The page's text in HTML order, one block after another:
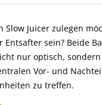
Slow Juicer zulegen
sein? Beide
nur optisch,
Vor- und
zu treffen.